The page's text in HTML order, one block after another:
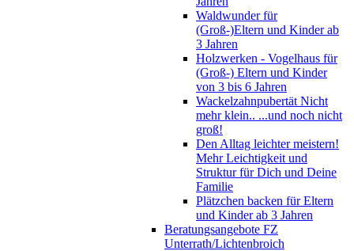
Waldwunder für
(Groß-)Eltern und Kinder ab
3 Jahren
Holzwerken - Vogelhaus für
(Groß-) Eltern und Kinder
von 3 bis 6 Jahren
Wackelzahnpubertät Nicht
mehr klein.. ...und noch nicht
groß!
Den Alltag leichter meistern!
Mehr Leichtigkeit und
Struktur für Dich und Deine
Familie
Plätzchen backen für Eltern
und Kinder ab 3 Jahren
Beratungsangebote FZ
Unterrath/Lichtenbroich